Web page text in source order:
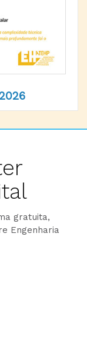
gratuita,
Engenharia